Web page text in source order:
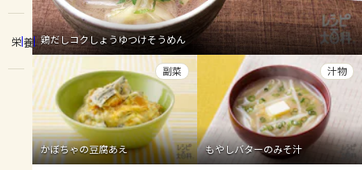
レシピ
トーク
よくあるお問い合わせ
お買い物
栄養 鶏だしコクしょうゆつけそうめん
かぼちゃの豆腐あえ
副菜
もやしバターのみそ汁
汁物